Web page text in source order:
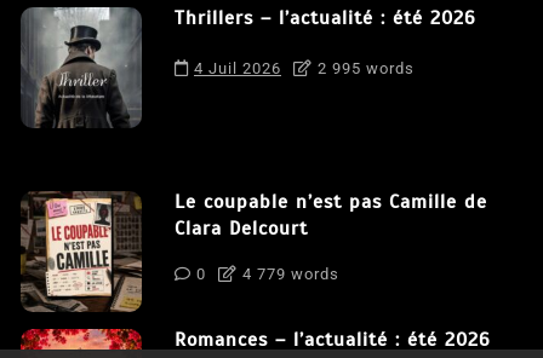
Thrillers – l’actualité : été 2026
4 Juil 2026 2 995 words
Le coupable n’est pas Camille de
Clara Delcourt
0 4 779 words
Romances – l’actualité : été 2026